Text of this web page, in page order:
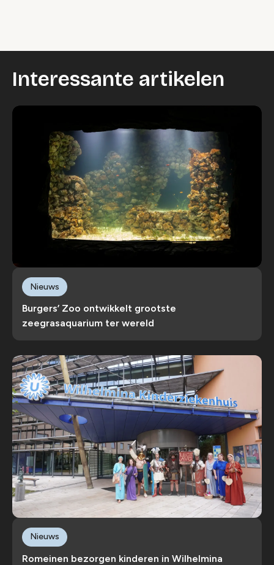
Interessante artikelen
Burgers’ Zoo ontwikkelt grootste
zeegrasaquarium ter wereld
Nieuws
Romeinen bezorgen kinderen in Wilhelmina
Nieuws